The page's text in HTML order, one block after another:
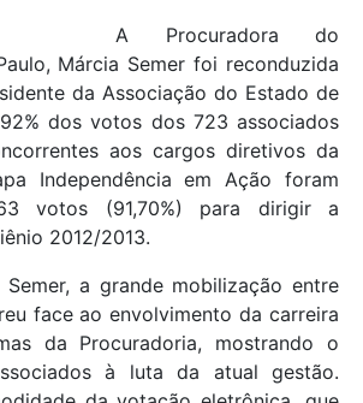
A Procuradora do
Márcia Semer foi reconduzida
da Associação do Estado de
dos votos dos 723 associados
aos cargos diretivos da
Independência em Ação foram
votos (91,70%) para dirigir a
2012/2013.
Semer, a grande mobilização entre
face ao envolvimento da carreira
da Procuradoria, mostrando o
à luta da atual gestão.